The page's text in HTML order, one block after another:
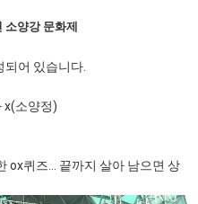
소양강 문화제
어 있습니다.
x(소양정)
ox퀴즈... 끝까지 살아 남으면 상